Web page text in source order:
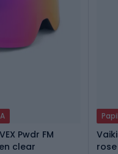
Pwdr FM
clear